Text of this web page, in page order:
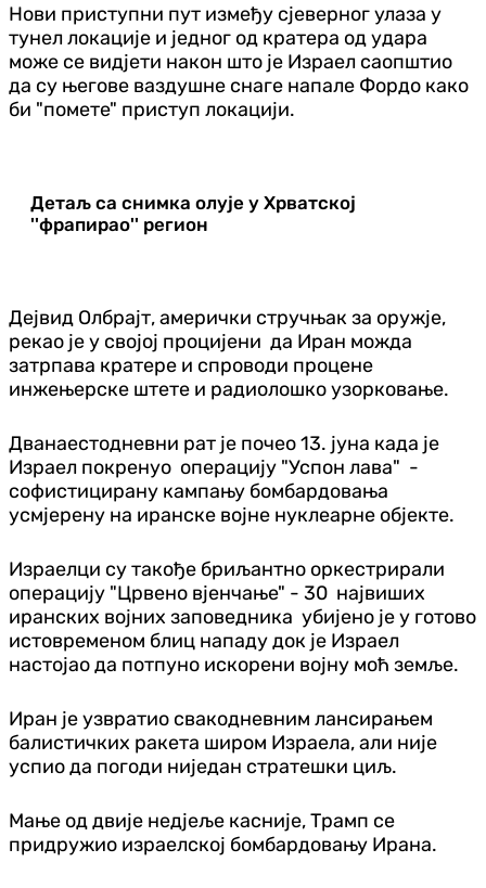
Нови приступни пут између сјеверног улаза у
тунел локације и једног од кратера од удара
може се видјети након што је Израел саопштио
да су његове ваздушне снаге напале Фордо како
би "помете" приступ локацији.
Детаљ са снимка олује у Хрватској
''фрапирао'' регион
Дејвид Олбрајт, амерички стручњак за оружје,
рекао је у својој процијени да Иран можда
затрпава кратере и спроводи процене
инжењерске штете и радиолошко узорковање.
Дванаестодневни рат је почео 13. јуна када је
Израел покренуо операцију "Успон лава" -
софистицирану кампању бомбардовања
усмјерену на иранске војне нуклеарне објекте.
Израелци су такође бриљантно оркестрирали
операцију "Црвено вјенчање" - 30 највиших
иранских војних заповедника убијено је у готово
истовременом блиц нападу док је Израел
настојао да потпуно искорени војну моћ земље.
Иран је узвратио свакодневним лансирањем
балистичких ракета широм Израела, али није
успио да погоди ниједан стратешки циљ.
Мање од двије недјеље касније, Трамп се
придружио израелској бомбардовању Ирана.